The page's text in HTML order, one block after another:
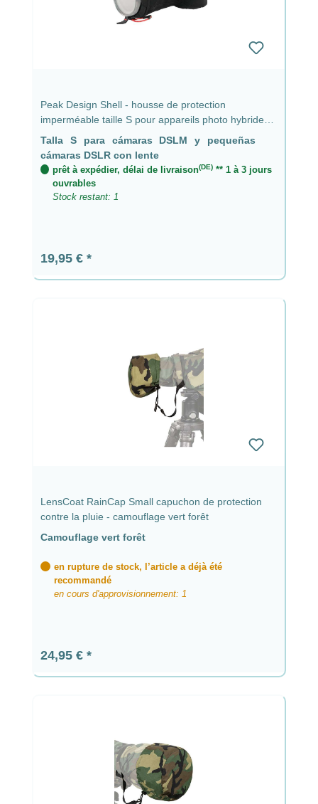
Peak Design Shell - housse de protection
imperméable taille S pour appareils photo hybrides
et petits reflex avec objectif jusqu'à 9 cm
Talla S para cámaras DSLM y pequeñas
cámaras DSLR con lente
prêt à expédier, délai de livraison(DE)** 1 à 3 jours
ouvrables
Stock restant: 1
Prix régulier :
19,95 €
LensCoat RainCap Small capuchon de protection
contre la pluie - camouflage vert forêt
Camouflage vert forêt
en rupture de stock, l’article a déjà été
recommandé
en cours d'approvisionnement: 1
Prix régulier :
24,95 €